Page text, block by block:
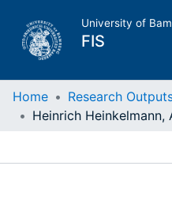
University of
FIS
Home
Home Research